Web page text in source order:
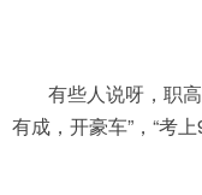
有些人说呀，职
有成，开豪车”，“考